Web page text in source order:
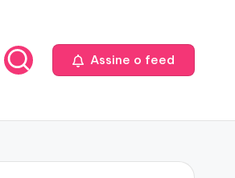
Assine o feed